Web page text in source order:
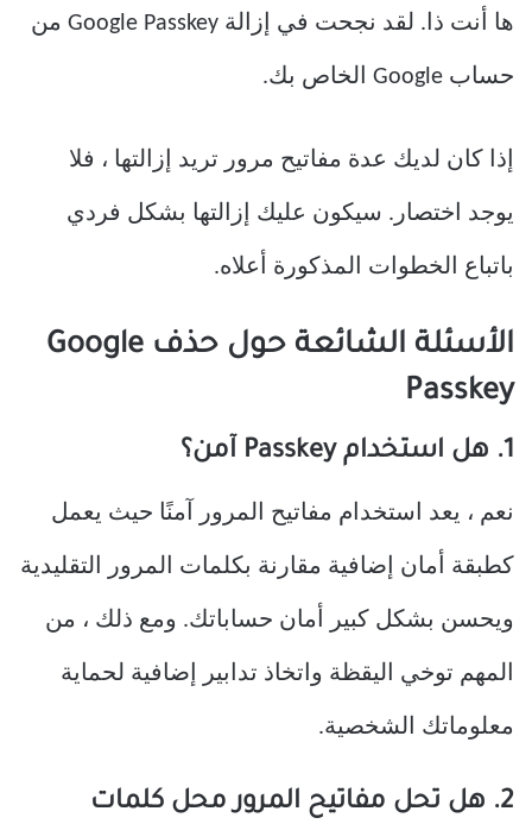
ها أنت ذا. لقد نجحت في إزالة Google Passkey من
حساب Google الخاص بك.
إذا كان لديك عدة مفاتيح مرور تريد إزالتها ، فلا
يوجد اختصار. سيكون عليك إزالتها بشكل فردي
باتباع الخطوات المذكورة أعلاه.
الأسئلة الشائعة حول حذف Google
Passkey
1. هل استخدام Passkey آمن؟
نعم ، يعد استخدام مفاتيح المرور آمنًا حيث يعمل
كطبقة أمان إضافية مقارنة بكلمات المرور التقليدية
ويحسن بشكل كبير أمان حساباتك. ومع ذلك ، من
المهم توخي اليقظة واتخاذ تدابير إضافية لحماية
معلوماتك الشخصية.
2. هل تحل مفاتيح المرور محل كلمات